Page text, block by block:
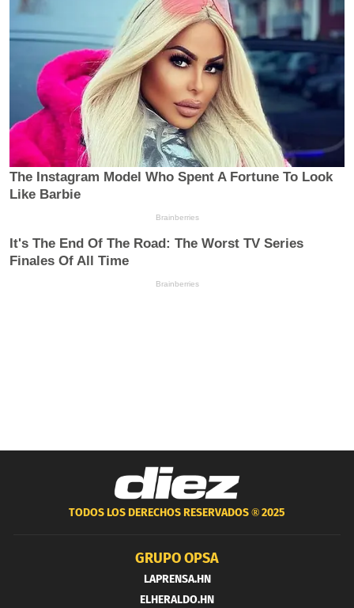
TODOS LOS DERECHOS RESERVADOS ®2025
GRUPO OPSA
LAPRENSA.HN
ELHERALDO.HN